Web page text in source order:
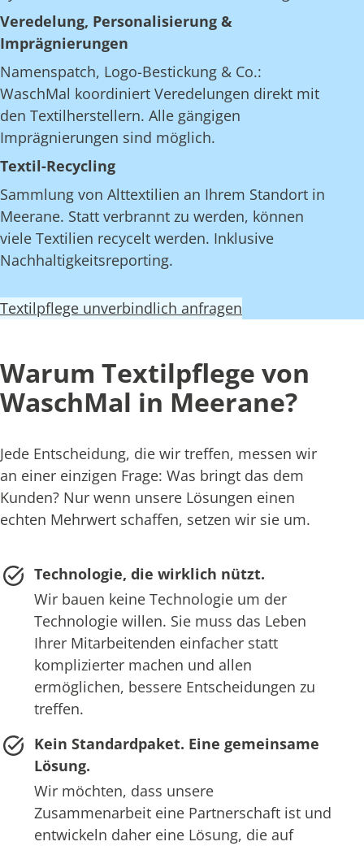
Veredelung, Personalisierung &
Imprägnierungen
Namenspatch, Logo-Bestickung & Co.:
WaschMal koordiniert Veredelungen direkt mit
den Textilherstellern. Alle gängigen
Imprägnierungen sind möglich.
Textil-Recycling
Sammlung von Alttextilien an Ihrem Standort in
Meerane. Statt verbrannt zu werden, können
viele Textilien recycelt werden. Inklusive
Nachhaltigkeitsreporting.
Textilpflege unverbindlich anfragen
Warum Textilpflege von
WaschMal in Meerane?
Jede Entscheidung, die wir treffen, messen wir
an einer einzigen Frage: Was bringt das dem
Kunden? Nur wenn unsere Lösungen einen
echten Mehrwert schaffen, setzen wir sie um.
Technologie, die wirklich nützt.
Wir bauen keine Technologie um der
Technologie willen. Sie muss das Leben
Ihrer Mitarbeitenden einfacher statt
komplizierter machen und allen
ermöglichen, bessere Entscheidungen zu
treffen.
Kein Standardpaket. Eine gemeinsame
Lösung.
Wir möchten, dass unsere
Zusammenarbeit eine Partnerschaft ist und
entwickeln daher eine Lösung, die auf